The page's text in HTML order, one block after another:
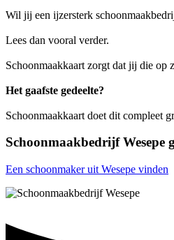
Wil jij een ijzersterk
Lees dan vooral verder.
Schoonmaakkaart zorgt dat jij die op
Het gaafste gedeelte?
Schoonmaakkaart doet dit compleet
Schoonmaakbedrijf Wesepe
Een schoonmaker uit Wesepe vinden